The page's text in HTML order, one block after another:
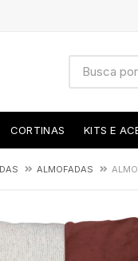
CORTINAS KITS E
ALMOFADAS